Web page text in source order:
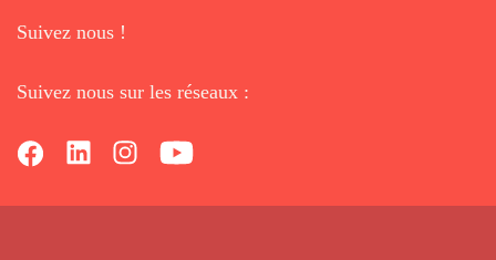
Suivez nous !
Suivez nous sur les réseaux :